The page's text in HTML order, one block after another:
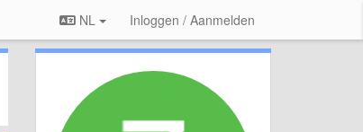
NL Inloggen / Aanmelden